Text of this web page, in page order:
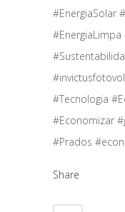
#EnergiaSolar
#EnergiaLimpa
#Tecnologia
#Economizar
#Prados
Share